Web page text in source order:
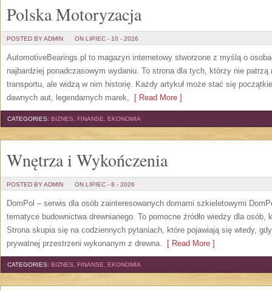
Polska Motoryzacja
POSTED BY ADMIN ON LIPIEC - 10 - 2026
AutomotiveBearings.pl to magazyn internetowy stworzone z myślą o
najbardziej ponadczasowym wydaniu. To strona dla tych, którzy nie patrzą
transportu, ale widzą w nim historię. Każdy artykuł może stać się
dawnych aut, legendarnych marek, [ Read More ]
CATEGORIES: BIZNES, FINANSE, EKONOMIA
Wnętrza i Wykończenia
POSTED BY ADMIN ON LIPIEC - 8 - 2026
DomPol – serwis dla osób zainteresowanych domami szkieletowymi
tematyce budownictwa drewnianego. To pomocne źródło wiedzy dla
Strona skupia się na codziennych pytaniach, które pojawiają się wtedy,
prywatnej przestrzeni wykonanym z drewna. [ Read More ]
CATEGORIES: BIZNES, FINANSE, EKONOMIA